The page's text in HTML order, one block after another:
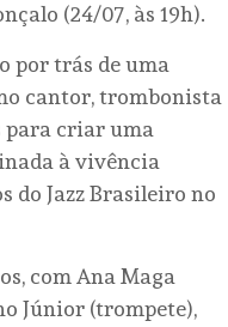
(24/07, às 19h).
por trás de uma
cantor, trombonista
para criar uma
à vivência
do Jazz Brasileiro no
com Ana Maga
Júnior (trompete),